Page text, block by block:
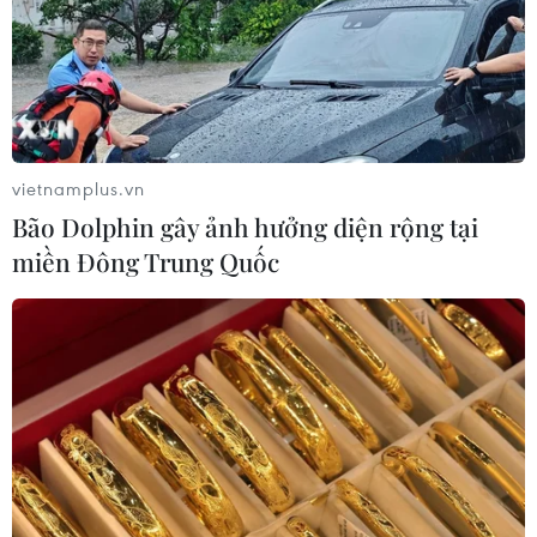
tầng năng lượng khu vực nếu bị tấn
công
06/08/2026 04:37
Iran và Oman đạt thỏa thuận về
tuyến vận tải qua eo biển Hormuz
06/08/2026 04:36
Từ hạt nhân đến eo biển
Hormuz: Đòn bẩy chiến lược mới của
Iran
06/08/2026 04:36
Xung đột Hamas-Israel: Israel chưa
vietnamplus.vn
Bão Dolphin gây ảnh hưởng diện rộng tại
miền Đông Trung Quốc